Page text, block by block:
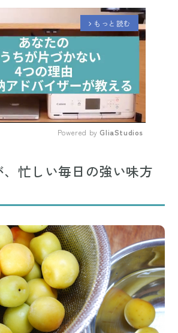
arrow_forward_ios もっと読む
Powered by GliaStudios
、忙しい毎日の強い味方